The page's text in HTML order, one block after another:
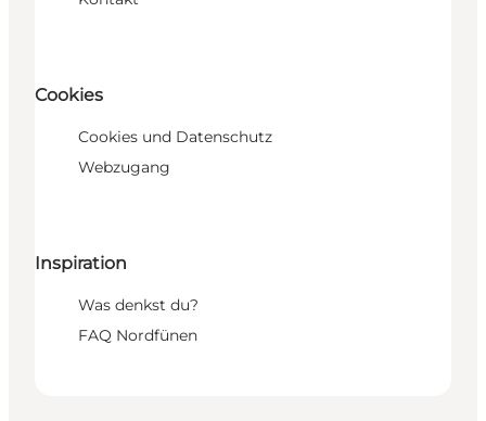
Cookies
Cookies und Datenschutz
Webzugang
Inspiration
Was denkst du?
FAQ Nordfünen